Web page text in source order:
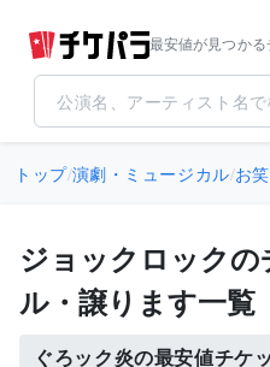
最安値が見つかる
トップ/演劇・ミュージカル/お
ジョックロック
ル・譲ります一覧
ぐろック炎の最安値チケ